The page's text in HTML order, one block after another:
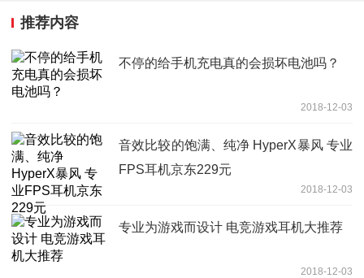
推荐内容
不停的给手机充电真的会损坏电池吗？
2018-12-03
音效比较的饱满、纯净 HyperX暴风 专业
FPS耳机京东229元
2018-12-03
专业为游戏而设计 电竞游戏耳机大推荐
2018-12-03